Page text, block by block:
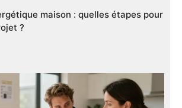
maison : quelles étapes pour
?